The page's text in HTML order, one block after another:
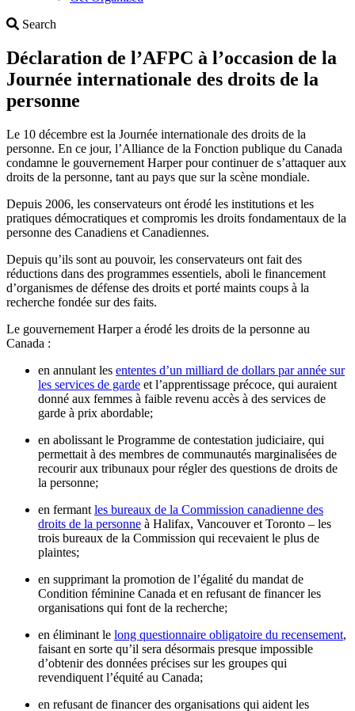
Search
Déclaration de l’AFPC à l’occasion de la
Journée internationale des droits de la
personne
Le 10 décembre est la Journée internationale des droits de la
personne. En ce jour, l’Alliance de la Fonction publique du Canada
condamne le gouvernement Harper pour continuer de s’attaquer aux
droits de la personne, tant au pays que sur la scène mondiale.
Depuis 2006, les conservateurs ont érodé les institutions et les
pratiques démocratiques et compromis les droits fondamentaux de la
personne des Canadiens et Canadiennes.
Depuis qu’ils sont au pouvoir, les conservateurs ont fait des
réductions dans des programmes essentiels, aboli le financement
d’organismes de défense des droits et porté maints coups à la
recherche fondée sur des faits.
Le gouvernement Harper a érodé les droits de la personne au
Canada :
en annulant les ententes d’un milliard de dollars par année sur
les services de garde et l’apprentissage précoce, qui auraient
donné aux femmes à faible revenu accès à des services de
garde à prix abordable;
en abolissant le Programme de contestation judiciaire, qui
permettait à des membres de communautés marginalisées de
recourir aux tribunaux pour régler des questions de droits de
la personne;
en fermant les bureaux de la Commission canadienne des
droits de la personne à Halifax, Vancouver et Toronto – les
trois bureaux de la Commission qui recevaient le plus de
plaintes;
en supprimant la promotion de l’égalité du mandat de
Condition féminine Canada et en refusant de financer les
organisations qui font de la recherche;
en éliminant le long questionnaire obligatoire du recensement,
faisant en sorte qu’il sera désormais presque impossible
d’obtenir des données précises sur les groupes qui
revendiquent l’équité au Canada;
en refusant de financer des organisations qui aident les